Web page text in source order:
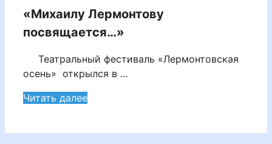
«Михаилу Лермонтову
посвящается…»
Театральный фестиваль «Лермонтовская
осень» открылся в …
Читать далее